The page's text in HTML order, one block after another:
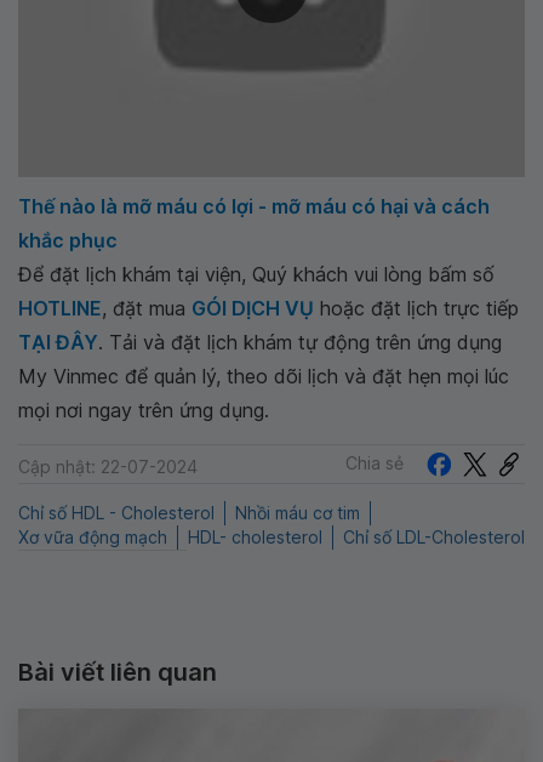
Thế nào là mỡ máu có lợi - mỡ máu có hại và cách
khắc phục
Để đặt lịch khám tại viện, Quý khách vui lòng bấm số
HOTLINE, đặt mua GÓI DỊCH VỤ hoặc đặt lịch trực tiếp
TẠI ĐÂY. Tải và đặt lịch khám tự động trên ứng dụng
My Vinmec để quản lý, theo dõi lịch và đặt hẹn mọi lúc
mọi nơi ngay trên ứng dụng.
Cập nhật: 22-07-2024 Chia sẻ
Chỉ số HDL - Cholesterol
Nhồi máu cơ tim
Xơ vữa động mạch
HDL- cholesterol Chỉ số LDL-Cholesterol
Bài viết liên quan